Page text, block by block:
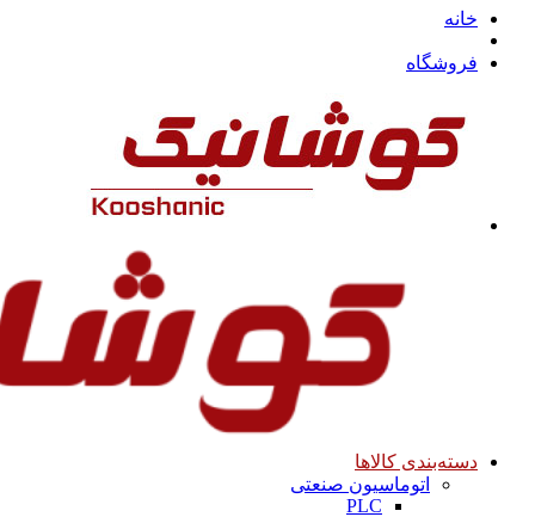
خانه
فروشگاه
دسته‌بندی کالاها
اتوماسیون صنعتی
PLC